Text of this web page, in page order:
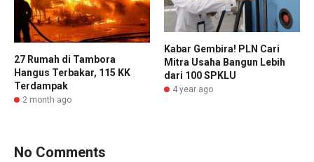
27 Rumah di Tambora
Hangus Terbakar, 115 KK
Terdampak
2 month ago
Kabar Gembira! PLN Cari
Mitra Usaha Bangun Lebih
dari 100 SPKLU
4 year ago
No Comments